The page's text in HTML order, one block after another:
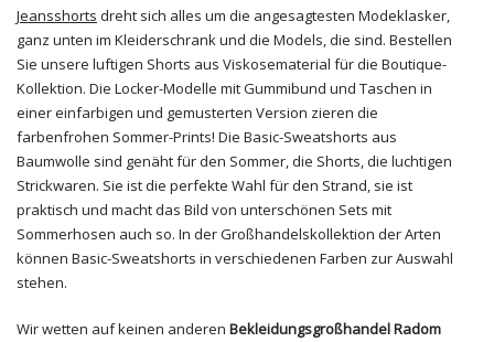
Jeansshorts dreht sich alles um die angesagtesten Modeklasker,
ganz unten im Kleiderschrank und die Models, die sind. Bestellen
Sie unsere luftigen Shorts aus Viskosematerial für die Boutique-
Kollektion. Die Locker-Modelle mit Gummibund und Taschen in
einer einfarbigen und gemusterten Version zieren die
farbenfrohen Sommer-Prints! Die Basic-Sweatshorts aus
Baumwolle sind genäht für den Sommer, die Shorts, die luchtigen
Strickwaren. Sie ist die perfekte Wahl für den Strand, sie ist
praktisch und macht das Bild von unterschönen Sets mit
Sommerhosen auch so. In der Großhandelskollektion der Arten
können Basic-Sweatshorts in verschiedenen Farben zur Auswahl
stehen.
Wir wetten auf keinen anderen Bekleidungsgroßhandel Radom